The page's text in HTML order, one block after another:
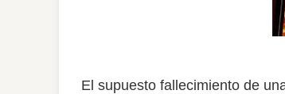
El supuesto fallecimiento de